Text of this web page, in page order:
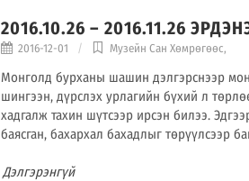
2016.10.26 – 2016.11.26
2016-12-01 Музейн Сан Хөмрөгөөс,
Монголд бурханы шашин дэлгэрснээр
шингээн, дүрслэх урлагийн бүхий л
хадгалж тахин шүтсээр ирсэн билээ.
баясган, бахархал бахадлыг төрүүлсээр
Дэлгэрэнгүй